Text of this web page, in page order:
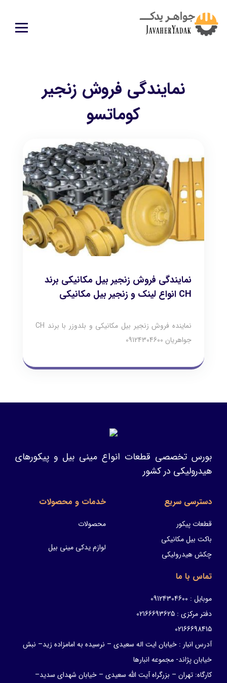
نمایندگی فروش زنجیر
کوماتسو
نمایندگی فروش زنجیر بیل مکانیکی برند
CH انواع لینک و زنجیر بیل مکانیکی
نماینده فروش زنجیر بیل مکانیکی و بلدوزر با برند CH
جواهریان 09124304600
بورس تخصصی قطعات انواع مینی بیل و پیکورهای
هیدرولیکی در کشور
دسترسی سریع
قطعات پیکور
باکت بیل مکانیکی
چکش هیدرولیکی
خدمات و محصولات
محصولات
لوازم یدکی مینی بیل
تماس با ما
موبایل : 09124304600
دفتر مرکزی : 02166693625
02166698415
آدرس انبار : خیابان ایت اله سعیدی – نرسیده به امامزاده زید– نبش
خیابان پژاند- مجموعه انبارها
کارگاه: تهران – بزرگراه آیت الله سعیدی – خیابان شهدای سدید–